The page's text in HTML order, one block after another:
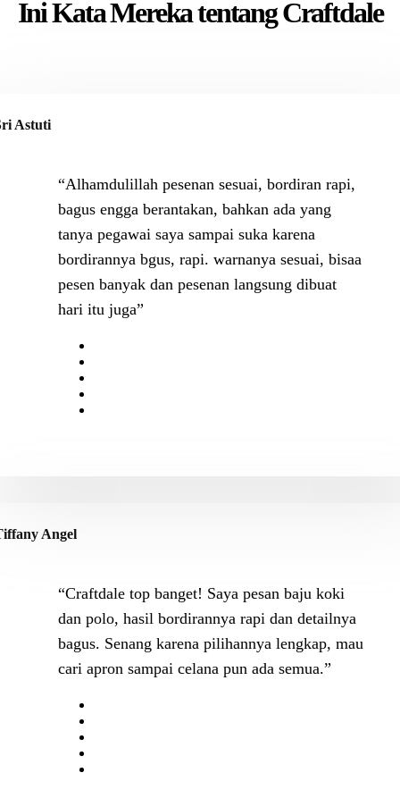
Ini Kata Mereka tentang Craftdale
Astuti
“Alhamdulillah pesenan sesuai, bordiran rapi,
bagus engga berantakan, bahkan ada yang
tanya pegawai saya sampai suka karena
bordirannya bgus, rapi. warnanya sesuai, bisaa
pesen banyak dan pesenan langsung dibuat
hari itu juga”
Angel
“Craftdale top banget! Saya pesan baju koki
dan polo, hasil bordirannya rapi dan detailnya
bagus. Senang karena pilihannya lengkap, mau
cari apron sampai celana pun ada semua.”